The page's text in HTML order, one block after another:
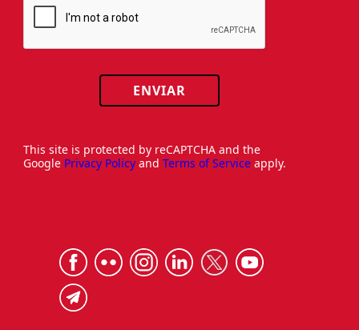
ENVIAR
This site is protected by reCAPTCHA and the
Google Privacy Policy and Terms of Service apply.